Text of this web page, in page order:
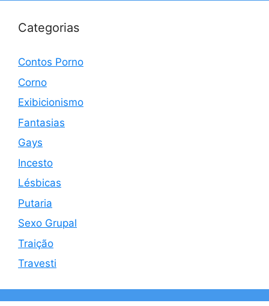
Categorias
Contos Porno
Corno
Exibicionismo
Fantasias
Gays
Incesto
Lésbicas
Putaria
Sexo Grupal
Traição
Travesti